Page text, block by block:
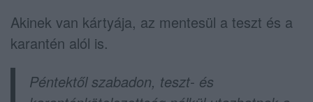
Akinek van kártyája, az mentesül a teszt és a
karantén alól is.
Péntektől szabadon, teszt- és